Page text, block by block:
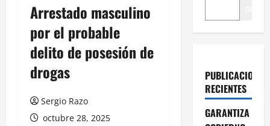
Arrestado masculino
por el probable
delito de posesión de
drogas
Sergio Razo
octubre 28, 2025
PUBLICACIONES
RECIENTES
GARANTIZA